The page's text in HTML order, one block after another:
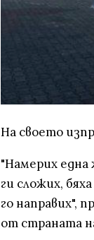
На своето
"Намерих една
ги сложих,
го направих",
от страната